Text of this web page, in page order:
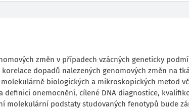
změn v případech vzácných geneticky
dopadů nalezených genomových změn na
biologických a mikroskopických metod
onemocnění, cílené DNA diagnostice,
molekulární podstaty studovaných fenotypů bude